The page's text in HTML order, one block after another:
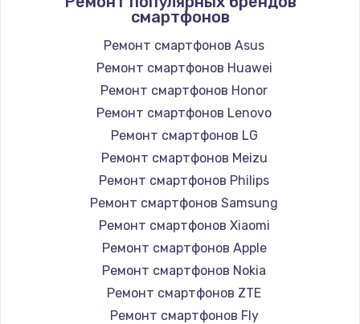
смартфонов
Ремонт смартфонов Asus
Ремонт смартфонов Huawei
Ремонт смартфонов Honor
Ремонт смартфонов Lenovo
Ремонт смартфонов LG
Ремонт смартфонов Meizu
Ремонт смартфонов Philips
Ремонт смартфонов Samsung
Ремонт смартфонов Xiaomi
Ремонт смартфонов Apple
Ремонт смартфонов Nokia
Ремонт смартфонов ZTE
Ремонт смартфонов Fly